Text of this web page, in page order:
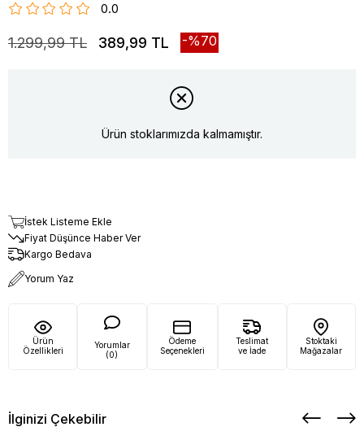
0.0
1.299,99 TL 389,99 TL 70
Ürün stoklarımızda kalmamıştır.
İstek Listeme Ekle
Fiyat Düşünce Haber Ver
Kargo Bedava
Yorum Yaz
Ürün
Özellikleri
Yorumlar
(0)
Ödeme
Seçenekleri
Teslimat
ve İade
Stoktaki
Mağazalar
İlginizi Çekebilir